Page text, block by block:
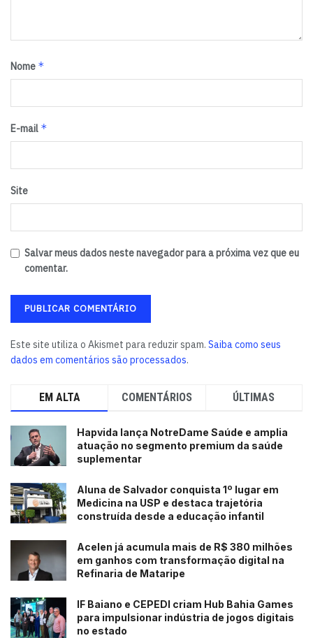
Nome *
E-mail *
Site
Salvar meus dados neste navegador para a próxima vez que eu
comentar.
Este site utiliza o Akismet para reduzir spam. Saiba como seus
dados em comentários são processados.
EM ALTA COMENTÁRIOS ÚLTIMAS
Hapvida lança NotreDame Saúde e amplia
atuação no segmento premium da saúde
suplementar
Aluna de Salvador conquista 1º lugar em
Medicina na USP e destaca trajetória
construída desde a educação infantil
Acelen já acumula mais de R$ 380 milhões
em ganhos com transformação digital na
Refinaria de Mataripe
IF Baiano e CEPEDI criam Hub Bahia Games
para impulsionar indústria de jogos digitais
no estado